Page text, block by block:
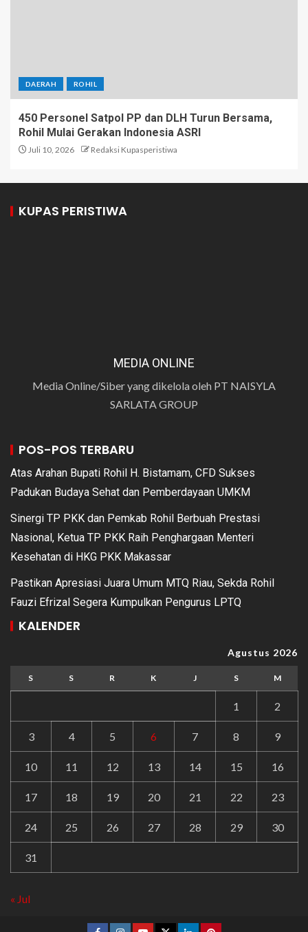
DAERAH ROHIL
450 Personel Satpol PP dan DLH Turun Bersama,
Rohil Mulai Gerakan Indonesia ASRI
Juli 10, 2026 Redaksi Kupasperistiwa
KUPAS PERISTIWA
MEDIA ONLINE
Media Online/Siber yang dikelola oleh PT NAISYLA
SARLATA GROUP
POS-POS TERBARU
Atas Arahan Bupati Rohil H. Bistamam, CFD Sukses
Padukan Budaya Sehat dan Pemberdayaan UMKM
Sinergi TP PKK dan Pemkab Rohil Berbuah Prestasi
Nasional, Ketua TP PKK Raih Penghargaan Menteri
Kesehatan di HKG PKK Makassar
Pastikan Apresiasi Juara Umum MTQ Riau, Sekda Rohil
Fauzi Efrizal Segera Kumpulkan Pengurus LPTQ
KALENDER
Agustus 2026
S S R K J S M
1 2
3 4 5 6 7 8 9
10 11 12 13 14 15 16
17 18 19 20 21 22 23
24 25 26 27 28 29 30
31
« Jul